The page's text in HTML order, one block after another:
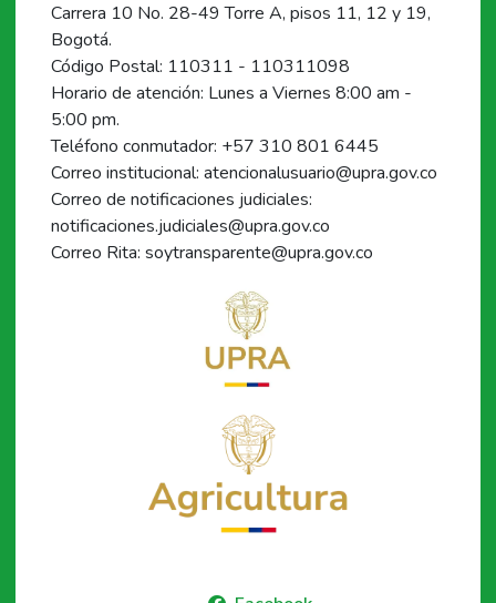
Carrera 10 No. 28-49 Torre A, pisos 11, 12 y 19,
Bogotá.
Código Postal: 110311 - 110311098
Horario de atención: Lunes a Viernes 8:00 am -
5:00 pm.
Teléfono conmutador: +57 310 801 6445
Correo institucional: atencionalusuario@upra.gov.co
Correo de notificaciones judiciales:
notificaciones.judiciales@upra.gov.co
Correo Rita: soytransparente@upra.gov.co